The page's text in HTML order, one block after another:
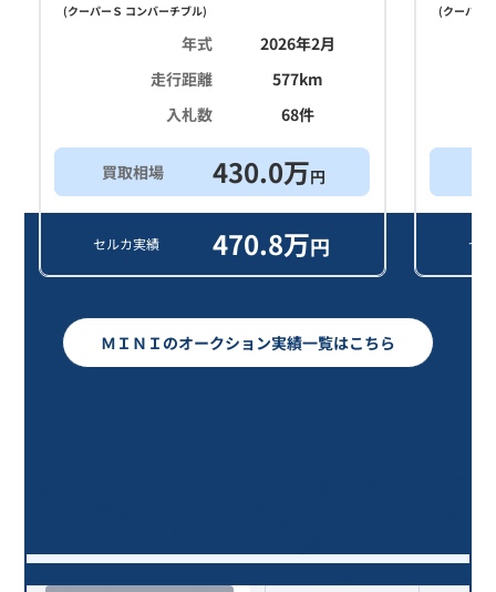
(クーパーＳ コンバーチブル)
年式
2026年2月
走行距離
577km
入札数
68件
買取相場 430.0万円
セルカ実績 470.8万円
(クーパー
セ
ＭＩＮＩのオークション実績一覧はこちら